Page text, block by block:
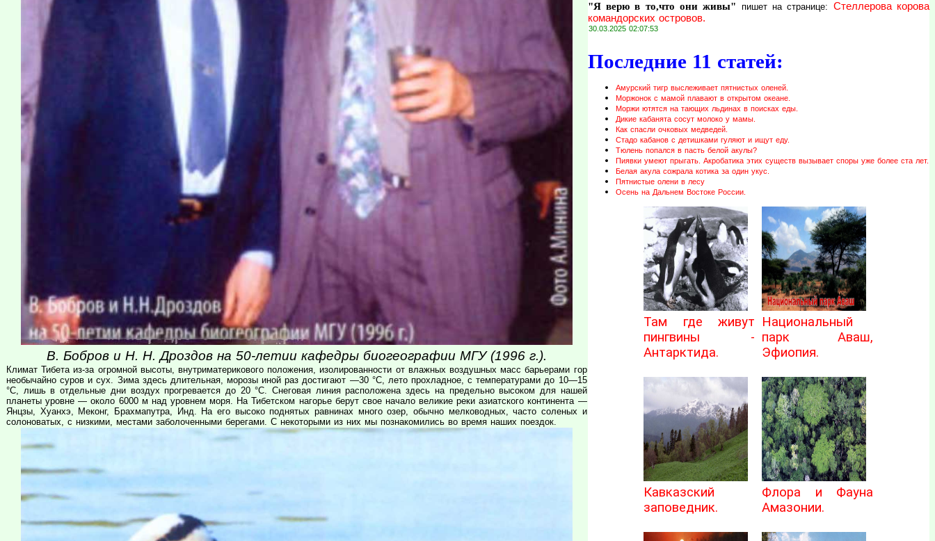
В. Бобров и Н. Н. Дроздов на 50-летии кафедры биогеографии МГУ (1996 г.).
Климат Тибета из-за огромной высоты, внутриматерикового положения, изолированности от влажных воздушных масс барьерами гор
необычайно суров и сух. Зима здесь длительная, морозы иной раз достигают —30 °С, лето прохладное, с температурами до 10—15
°С, лишь в отдельные дни воздух прогревается до 20 °С. Снеговая линия расположена здесь на предельно высоком для нашей
планеты уровне — около 6000 м над уровнем моря. На Тибетском нагорье берут свое начало великие реки азиатского континента —
Янцзы, Хуанхэ, Меконг, Брахмапутра, Инд. На его высоко поднятых равнинах много озер, обычно мелководных, часто соленых и
солоноватых, с низкими, местами заболоченными берегами. С некоторыми из них мы познакомились во время наших поездок.
"Я верю в то,что они живы" пишет на странице: Стеллерова корова
командорских островов.
30.03.2025 02:07:53
Последние 11 статей:
Амурский тигр выслеживает пятнистых оленей.
Моржонок с мамой плавают в открытом океане.
Моржи ютятся на тающих льдинах в поисках еды.
Дикие кабанята сосут молоко у мамы.
Как спасли очковых медведей.
Стадо кабанов с детишками гуляют и ищут еду.
Тюлень попался в пасть белой акулы?
Пиявки умеют прыгать. Акробатика этих существ вызывает споры уже более ста лет.
Белая акула сожрала котика за один укус.
Пятнистые олени в лесу
Осень на Дальнем Востоке России.
Там где живут
пингвины -
Антарктида.
Национальный
парк Аваш,
Эфиопия.
Кавказский
заповедник.
Флора и Фауна
Амазонии.